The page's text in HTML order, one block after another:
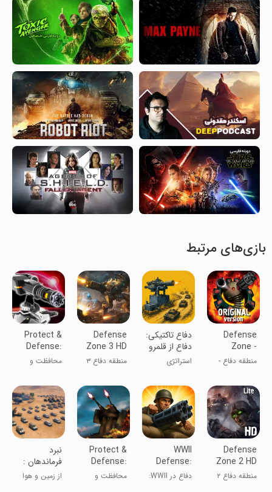
بازی‌های مرتبط
Defense
Zone -
Original
منطقه دفاع -
‏‏‏‏دفاع تاکتیکی:
دفاع از قلمرو
استراتژی
Defense
Zone 3 HD
منطقه دفاع ۳
Protect &
Defense:
Tower
محافظت و
برج
Defense
Zone 2 HD
Lite
منطقه دفاع ۲
WWII
Defense:
RTS Army
TD game
دفاع در WWII:
Protect &
Defense:
Tank
محافظت و
‏‏‏نبرد
فرماندهان :
جنگ اتحاد ها
از زمین و هوا